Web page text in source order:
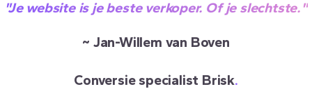
"Je website is je beste verkoper. Of je slechtste."
~ Jan-Willem van Boven
Conversie specialist Brisk.